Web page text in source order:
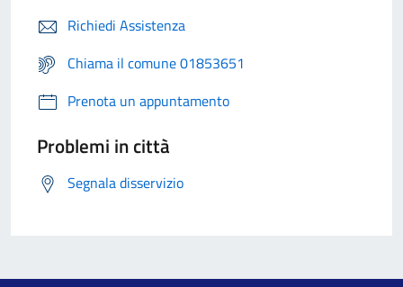
Richiedi Assistenza
Chiama il comune 01853651
Prenota un appuntamento
Problemi in città
Segnala disservizio